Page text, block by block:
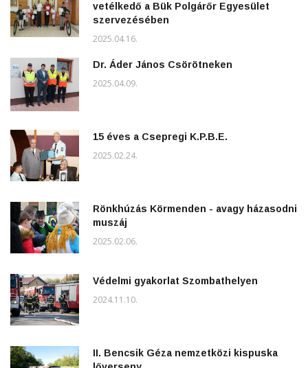
vetélkedő a Bük Polgárőr Egyesület
szervezésében
2025.04.16.
Dr. Áder János Csörötneken
2025.04.09.
15 éves a Csepregi K.P.B.E.
2025.02.24.
Rönkhúzás Körmenden - avagy házasodni
muszáj
2025.02.06.
Védelmi gyakorlat Szombathelyen
2024.11.10.
II. Bencsik Géza nemzetközi kispuska